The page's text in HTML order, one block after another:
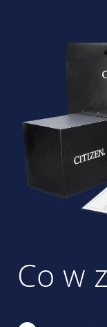
Co w